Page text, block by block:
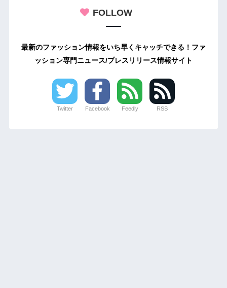
FOLLOW
最新のファッション情報をいち早くキャッチできる！ファ
ッション専門ニュース/プレスリリース情報サイト
Twitter Facebook Feedly RSS